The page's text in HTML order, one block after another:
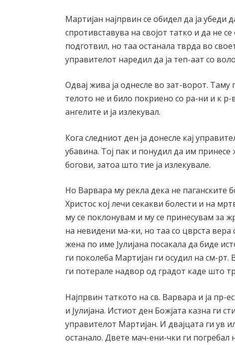
Мартијан најпрвин се обидел да ја убеди
спротивставува на својот татко и да не
подготвил, но таа останала тврда во
управителот наредил да ја теп-аат со
Одвај жива ја однесле во зат-ворот. Таму
телото не и било покриено со ра-ни и к р-
ангелите и ја излекувал.
Кога следниот ден ја донесле кај
убавина. Тој пак и понудил да им
богови, затоа што тие ја излекувале.
Но Варвара му рекла дека не паганските
Христос кој лечи секакви болести и на
му се поклонувам и му се принесувам за
на невидени ма-ки, но таа со цврста вера
жена по име Јулијана посакала да биде
ги поколеба Мартијан ги осудил на см-
ги потерале надвор од градот каде што
Најпрвин таткото на св. Варвара и ја пр-
и Јулијана. Истиот ден Божјата казна ги
управителот Мартијан. И двајцата ги ув
останало. Двете мач-ени-чки ги погребал